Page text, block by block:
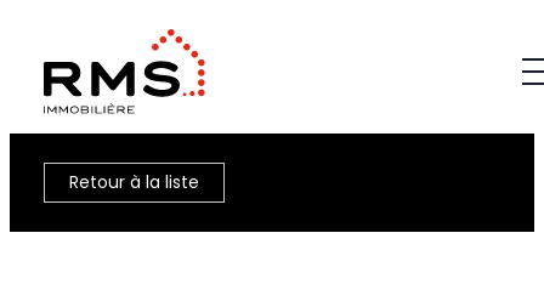
Retour à la liste